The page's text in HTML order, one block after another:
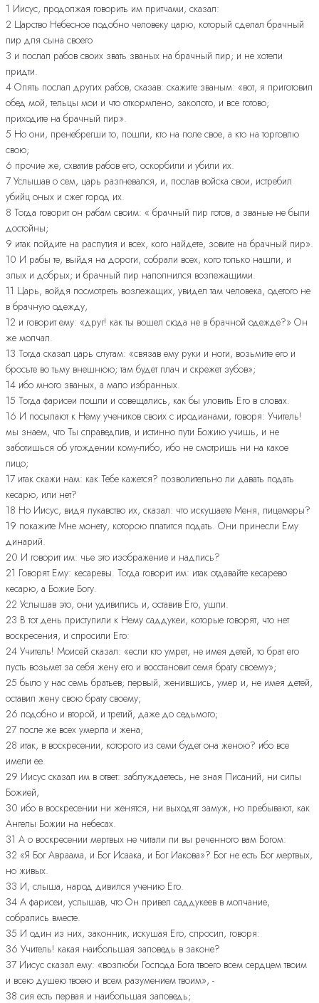
1 Иисус, продолжая говорить им притчами, сказал:
2 Царство Небесное подобно человеку царю, который сделал брачный
пир для сына своего
3 и послал рабов своих звать званых на брачный пир; и не хотели
придти.
4 Опять послал других рабов, сказав: скажите званым: «вот, я приготовил
обед мой, тельцы мои и что откормлено, заколото, и все готово;
приходите на брачный пир».
5 Но они, пренебрегши то, пошли, кто на поле свое, а кто на торговлю
свою;
6 прочие же, схватив рабов его, оскорбили и убили их.
7 Услышав о сем, царь разгневался, и, послав войска свои, истребил
убийц оных и сжег город их.
8 Тогда говорит он рабам своим: « брачный пир готов, а званые не были
достойны;
9 итак пойдите на распутия и всех, кого найдете, зовите на брачный пир».
10 И рабы те, выйдя на дороги, собрали всех, кого только нашли, и
злых и добрых; и брачный пир наполнился возлежащими.
11 Царь, войдя посмотреть возлежащих, увидел там человека, одетого не
в брачную одежду,
12 и говорит ему: «друг! как ты вошел сюда не в брачной одежде?» Он
же молчал.
13 Тогда сказал царь слугам: «связав ему руки и ноги, возьмите его и
бросьте во тьму внешнюю; там будет плач и скрежет зубов»;
14 ибо много званых, а мало избранных.
15 Тогда фарисеи пошли и совещались, как бы уловить Его в словах.
16 И посылают к Нему учеников своих с иродианами, говоря: Учитель!
мы знаем, что Ты справедлив, и истинно пути Божию учишь, и не
заботишься об угождении кому-либо, ибо не смотришь ни на какое
лицо;
17 итак скажи нам: как Тебе кажется? позволительно ли давать подать
кесарю, или нет?
18 Но Иисус, видя лукавство их, сказал: что искушаете Меня, лицемеры?
19 покажите Мне монету, которою платится подать. Они принесли Ему
динарий.
20 И говорит им: чье это изображение и надпись?
21 Говорят Ему: кесаревы. Тогда говорит им: итак отдавайте кесарево
кесарю, а Божие Богу.
22 Услышав это, они удивились и, оставив Его, ушли.
23 В тот день приступили к Нему саддукеи, которые говорят, что нет
воскресения, и спросили Его:
24 Учитель! Моисей сказал: «если кто умрет, не имея детей, то брат его
пусть возьмет за себя жену его и восстановит семя брату своему»;
25 было у нас семь братьев; первый, женившись, умер и, не имея детей,
оставил жену свою брату своему;
26 подобно и второй, и третий, даже до седьмого;
27 после же всех умерла и жена;
28 итак, в воскресении, которого из семи будет она женою? ибо все
имели ее.
29 Иисус сказал им в ответ: заблуждаетесь, не зная Писаний, ни силы
Божией,
30 ибо в воскресении ни женятся, ни выходят замуж, но пребывают, как
Ангелы Божии на небесах.
31 А о воскресении мертвых не читали ли вы реченного вам Богом:
32 «Я Бог Авраама, и Бог Исаака, и Бог Иакова»? Бог не есть Бог мертвых,
но живых.
33 И, слыша, народ дивился учению Его.
34 А фарисеи, услышав, что Он привел саддукеев в молчание,
собрались вместе.
35 И один из них, законник, искушая Его, спросил, говоря:
36 Учитель! какая наибольшая заповедь в законе?
37 Иисус сказал ему: «возлюби Господа Бога твоего всем сердцем твоим
и всею душею твоею и всем разумением твоим», -
38 сия есть первая и наибольшая заповедь;